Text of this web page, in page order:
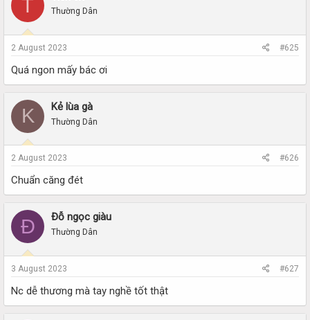
T Thường Dân
2 August 2023 #625
Quá ngon mấy bác ơi
K Kẻ lùa gà
Thường Dân
2 August 2023 #626
Chuẩn căng đét
Đ Đỗ ngọc giàu
Thường Dân
3 August 2023 #627
Nc dễ thương mà tay nghề tốt thật